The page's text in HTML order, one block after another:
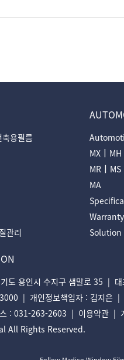
용필름
관리
MXㅣ MH
MRㅣ MS
MA
Solution
도 용인시 수지구 샘말로 35 | 대
| 개인정보책임자 : 김지
: 031-263-2603 | 이용약관 |
All Rights Reserved.